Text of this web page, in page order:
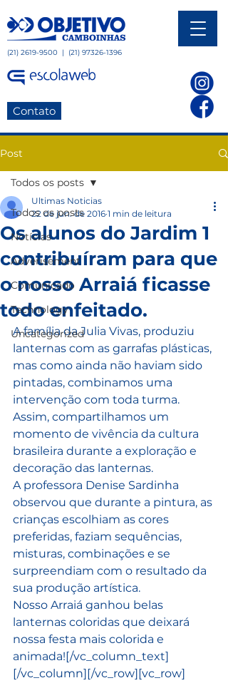
(21) 2619-9500 | (21) 97326-1396
Contato
Post
Todos os posts
Notícias
Adverisement
Comunicado
Technology
Uncategorized
Todos os posts
Os alunos do Jardim 1
contribuíram para que
o nosso Arraiá ficasse
todo enfeitado.
Ultimas Noticias
22 de jun. de 2016 1 min de leitura
A família da Julia Vivas, produziu
lanternas com as garrafas plásticas,
mas como ainda não haviam sido
pintadas, combinamos uma
intervenção com toda turma.
Assim, compartilhamos um
momento de vivência da cultura
brasileira durante a exploração e
decoração das lanternas.
A professora Denise Sardinha
observou que durante a pintura, as
crianças escolhiam as cores
preferidas, faziam sequências,
misturas, combinações e se
surpreendiam com o resultado da
sua produção artística.
Nosso Arraiá ganhou belas
lanternas coloridas que deixará
nossa festa mais colorida e
animada![/vc_column_text]
[/vc_column][/vc_row][vc_row]